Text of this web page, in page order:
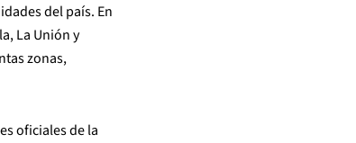
del país. En
La Unión y
zonas,
oficiales de la